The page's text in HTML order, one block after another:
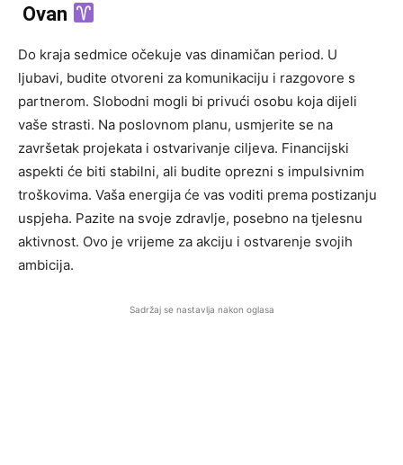
Ovan
Do kraja sedmice očekuje vas dinamičan period. U
ljubavi, budite otvoreni za komunikaciju i razgovore s
partnerom. Slobodni mogli bi privući osobu koja dijeli
vaše strasti. Na poslovnom planu, usmjerite se na
završetak projekata i ostvarivanje ciljeva. Financijski
aspekti će biti stabilni, ali budite oprezni s impulsivnim
troškovima. Vaša energija će vas voditi prema postizanju
uspjeha. Pazite na svoje zdravlje, posebno na tjelesnu
aktivnost. Ovo je vrijeme za akciju i ostvarenje svojih
ambicija.
Sadržaj se nastavlja nakon oglasa